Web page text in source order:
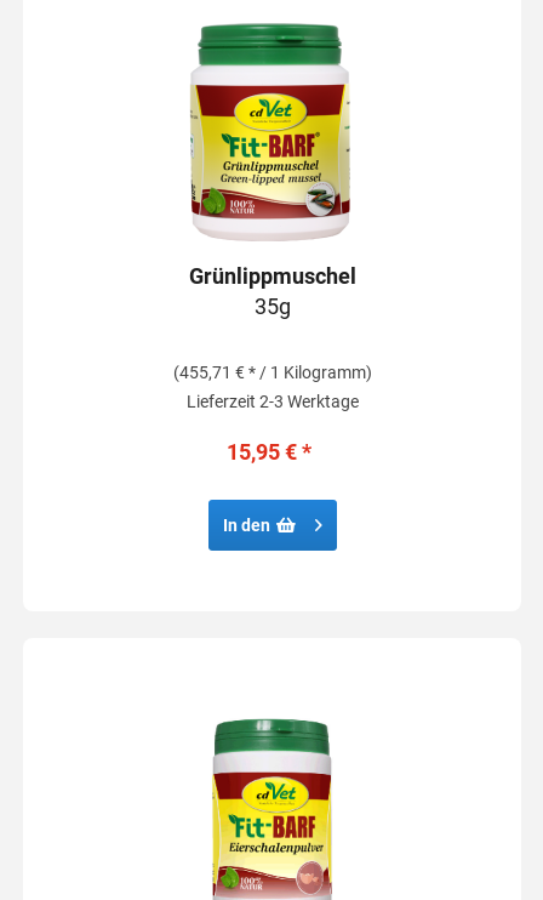
Grünlippmuschel
35g
(455,71 € * / 1 Kilogramm)
Lieferzeit 2-3 Werktage
15,95 € *
In den